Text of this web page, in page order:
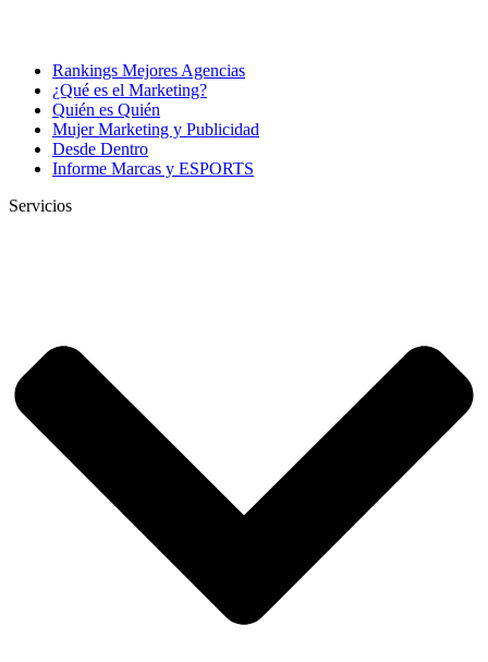
Rankings Mejores Agencias
¿Qué es el Marketing?
Quién es Quién
Mujer Marketing y Publicidad
Desde Dentro
Informe Marcas y ESPORTS
Servicios